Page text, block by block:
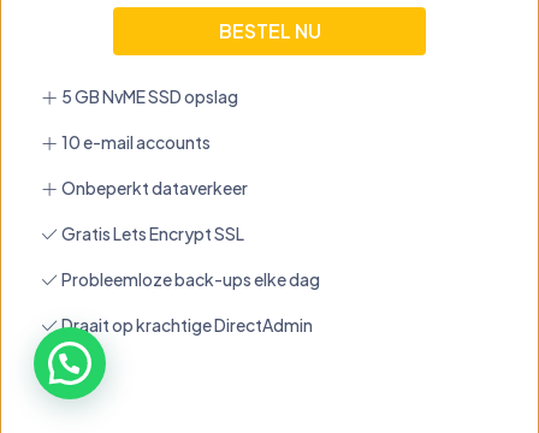
BESTEL NU
5 GB NvME SSD opslag
10 e-mail accounts
Onbeperkt dataverkeer
Gratis Lets Encrypt SSL
Probleemloze back-ups elke dag
Draait op krachtige DirectAdmin